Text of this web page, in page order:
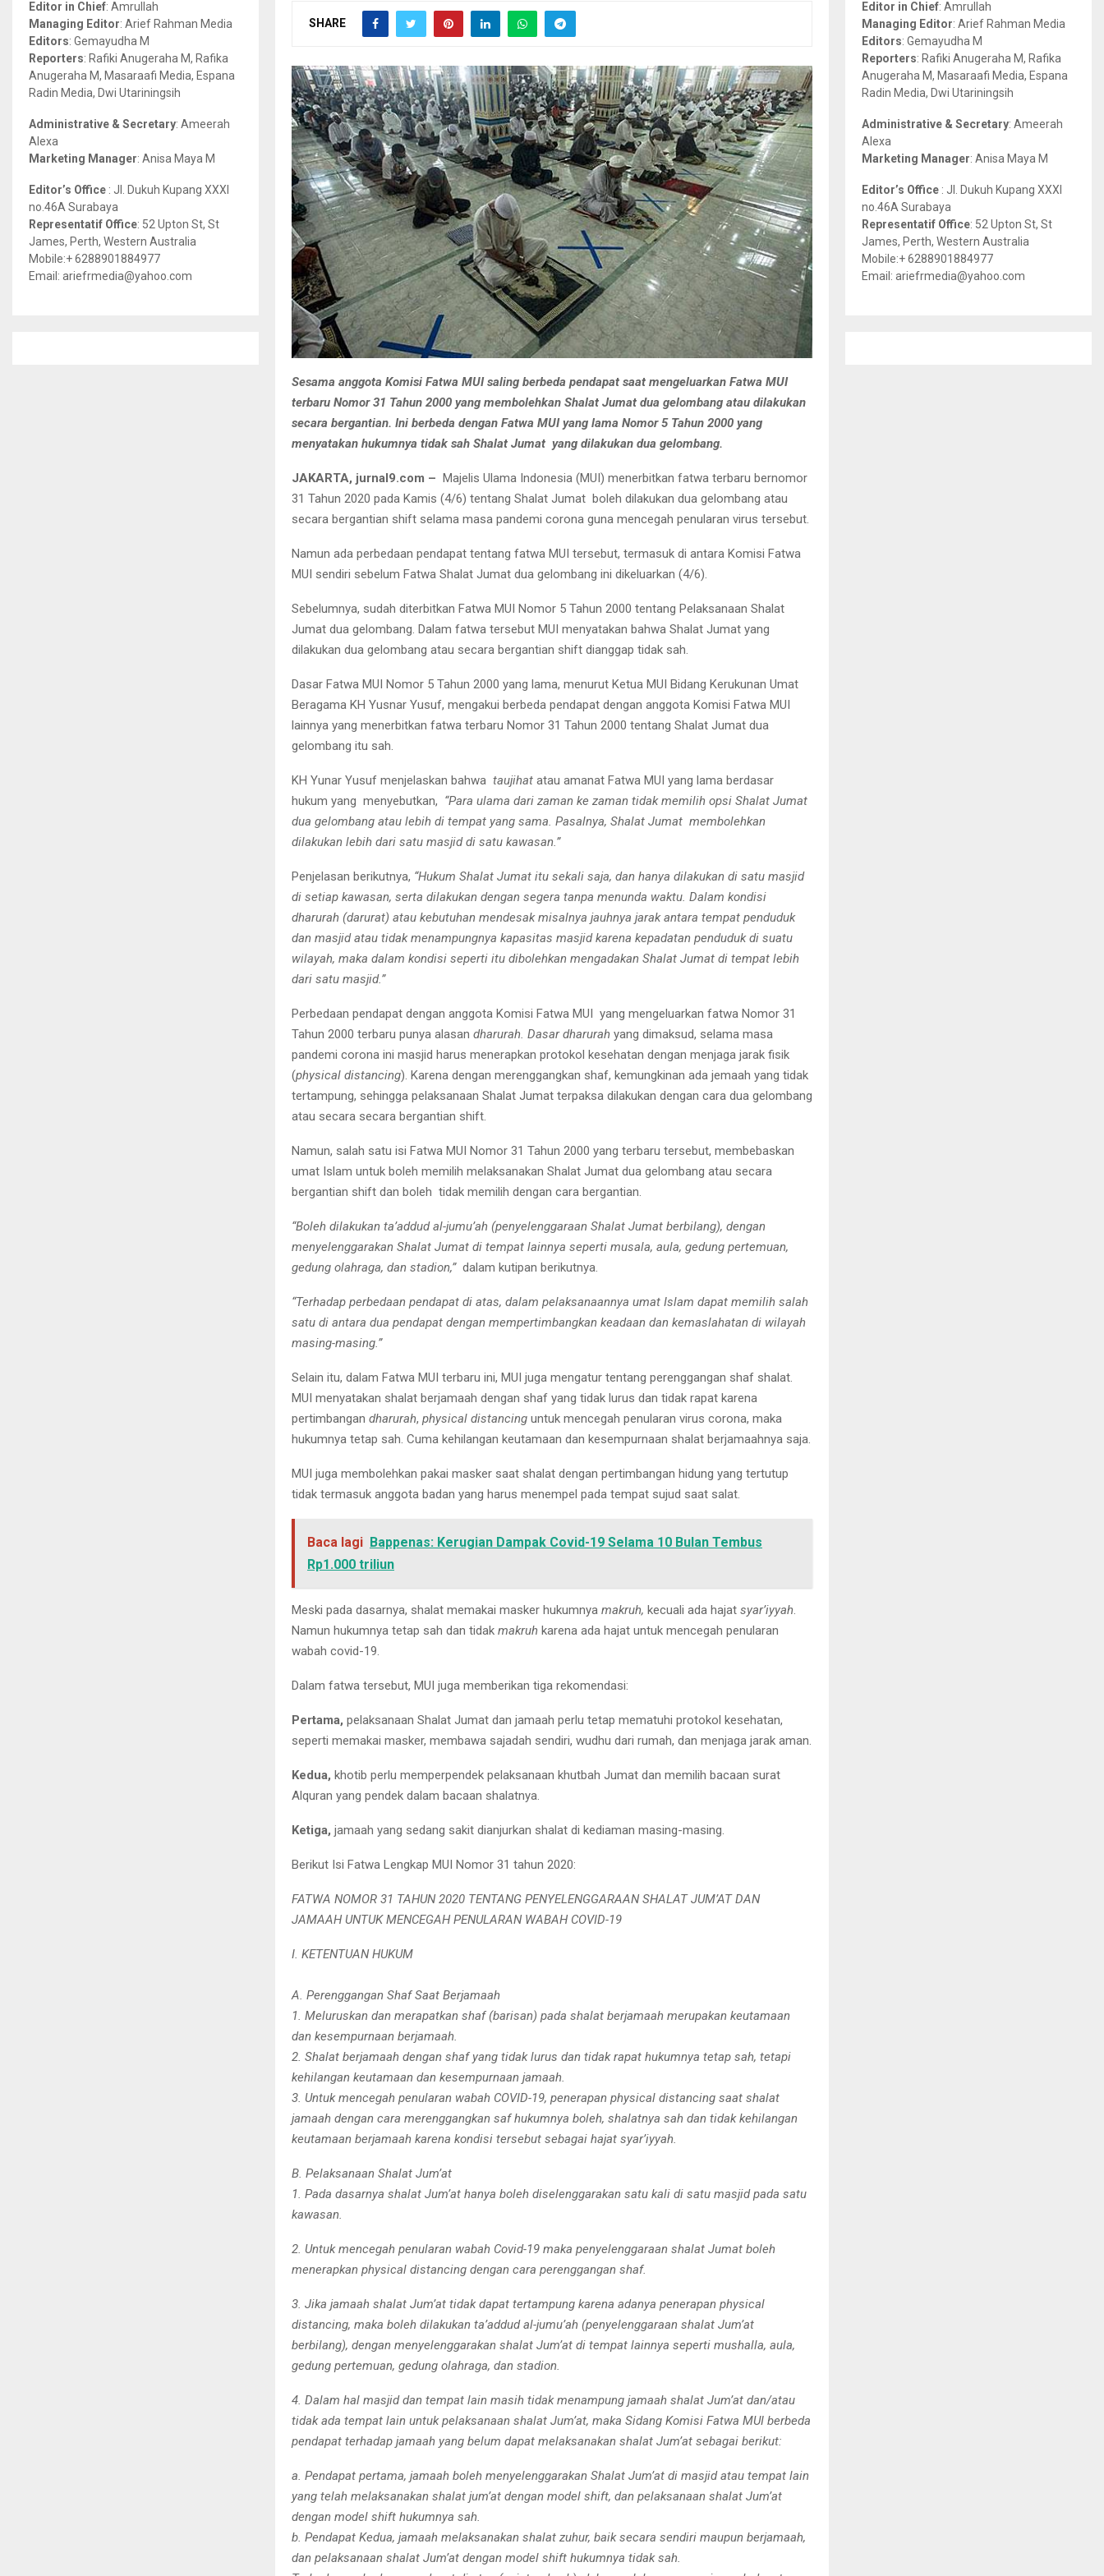
SHARE
Sesama anggota Komisi Fatwa MUI saling berbeda pendapat saat mengeluarkan Fatwa MUI
terbaru Nomor 31 Tahun 2000 yang membolehkan Shalat Jumat dua gelombang atau dilakukan
secara bergantian. Ini berbeda dengan Fatwa MUI yang lama Nomor 5 Tahun 2000 yang
menyatakan hukumnya tidak sah Shalat Jumat yang dilakukan dua gelombang.
JAKARTA, jurnal9.com – Majelis Ulama Indonesia (MUI) menerbitkan fatwa terbaru bernomor
31 Tahun 2020 pada Kamis (4/6) tentang Shalat Jumat boleh dilakukan dua gelombang atau
secara bergantian shift selama masa pandemi corona guna mencegah penularan virus tersebut.
Namun ada perbedaan pendapat tentang fatwa MUI tersebut, termasuk di antara Komisi Fatwa
MUI sendiri sebelum Fatwa Shalat Jumat dua gelombang ini dikeluarkan (4/6).
Sebelumnya, sudah diterbitkan Fatwa MUI Nomor 5 Tahun 2000 tentang Pelaksanaan Shalat
Jumat dua gelombang. Dalam fatwa tersebut MUI menyatakan bahwa Shalat Jumat yang
dilakukan dua gelombang atau secara bergantian shift dianggap tidak sah.
Dasar Fatwa MUI Nomor 5 Tahun 2000 yang lama, menurut Ketua MUI Bidang Kerukunan Umat
Beragama KH Yusnar Yusuf, mengakui berbeda pendapat dengan anggota Komisi Fatwa MUI
lainnya yang menerbitkan fatwa terbaru Nomor 31 Tahun 2000 tentang Shalat Jumat dua
gelombang itu sah.
KH Yunar Yusuf menjelaskan bahwa taujihat atau amanat Fatwa MUI yang lama berdasar
hukum yang menyebutkan, “Para ulama dari zaman ke zaman tidak memilih opsi Shalat Jumat
dua gelombang atau lebih di tempat yang sama. Pasalnya, Shalat Jumat membolehkan
dilakukan lebih dari satu masjid di satu kawasan.”
Penjelasan berikutnya, “Hukum Shalat Jumat itu sekali saja, dan hanya dilakukan di satu masjid
di setiap kawasan, serta dilakukan dengan segera tanpa menunda waktu. Dalam kondisi
dharurah (darurat) atau kebutuhan mendesak misalnya jauhnya jarak antara tempat penduduk
dan masjid atau tidak menampungnya kapasitas masjid karena kepadatan penduduk di suatu
wilayah, maka dalam kondisi seperti itu dibolehkan mengadakan Shalat Jumat di tempat lebih
dari satu masjid.”
Perbedaan pendapat dengan anggota Komisi Fatwa MUI yang mengeluarkan fatwa Nomor 31
Tahun 2000 terbaru punya alasan dharurah. Dasar dharurah yang dimaksud, selama masa
pandemi corona ini masjid harus menerapkan protokol kesehatan dengan menjaga jarak fisik
(physical distancing). Karena dengan merenggangkan shaf, kemungkinan ada jemaah yang tidak
tertampung, sehingga pelaksanaan Shalat Jumat terpaksa dilakukan dengan cara dua gelombang
atau secara secara bergantian shift.
Namun, salah satu isi Fatwa MUI Nomor 31 Tahun 2000 yang terbaru tersebut, membebaskan
umat Islam untuk boleh memilih melaksanakan Shalat Jumat dua gelombang atau secara
bergantian shift dan boleh tidak memilih dengan cara bergantian.
“Boleh dilakukan ta’addud al-jumu’ah (penyelenggaraan Shalat Jumat berbilang), dengan
menyelenggarakan Shalat Jumat di tempat lainnya seperti musala, aula, gedung pertemuan,
gedung olahraga, dan stadion,”dalam kutipan berikutnya.
“Terhadap perbedaan pendapat di atas, dalam pelaksanaannya umat Islam dapat memilih salah
satu di antara dua pendapat dengan mempertimbangkan keadaan dan kemaslahatan di wilayah
masing-masing.”
Selain itu, dalam Fatwa MUI terbaru ini, MUI juga mengatur tentang perenggangan shaf shalat.
MUI menyatakan shalat berjamaah dengan shaf yang tidak lurus dan tidak rapat karena
pertimbangan dharurah, physical distancing untuk mencegah penularan virus corona, maka
hukumnya tetap sah. Cuma kehilangan keutamaan dan kesempurnaan shalat berjamaahnya saja.
MUI juga membolehkan pakai masker saat shalat dengan pertimbangan hidung yang tertutup
tidak termasuk anggota badan yang harus menempel pada tempat sujud saat salat.
Baca lagi Bappenas: Kerugian Dampak Covid-19 Selama 10 Bulan Tembus
Rp1.000 triliun
Meski pada dasarnya, shalat memakai masker hukumnya makruh, kecuali ada hajat syar’iyyah.
Namun hukumnya tetap sah dan tidak makruh karena ada hajat untuk mencegah penularan
wabah covid-19.
Dalam fatwa tersebut, MUI juga memberikan tiga rekomendasi:
Pertama, pelaksanaan Shalat Jumat dan jamaah perlu tetap mematuhi protokol kesehatan,
seperti memakai masker, membawa sajadah sendiri, wudhu dari rumah, dan menjaga jarak aman.
Kedua, khotib perlu memperpendek pelaksanaan khutbah Jumat dan memilih bacaan surat
Alquran yang pendek dalam bacaan shalatnya.
Ketiga, jamaah yang sedang sakit dianjurkan shalat di kediaman masing-masing.
Berikut Isi Fatwa Lengkap MUI Nomor 31 tahun 2020:
FATWA NOMOR 31 TAHUN 2020 TENTANG PENYELENGGARAAN SHALAT JUM’AT DAN
JAMAAH UNTUK MENCEGAH PENULARAN WABAH COVID-19
I. KETENTUAN HUKUM
A. Perenggangan Shaf Saat Berjamaah
1. Meluruskan dan merapatkan shaf (barisan) pada shalat berjamaah merupakan keutamaan
dan kesempurnaan berjamaah.
2. Shalat berjamaah dengan shaf yang tidak lurus dan tidak rapat hukumnya tetap sah, tetapi
kehilangan keutamaan dan kesempurnaan jamaah.
3. Untuk mencegah penularan wabah COVID-19, penerapan physical distancing saat shalat
jamaah dengan cara merenggangkan saf hukumnya boleh, shalatnya sah dan tidak kehilangan
keutamaan berjamaah karena kondisi tersebut sebagai hajat syar’iyyah.
B. Pelaksanaan Shalat Jum’at
1. Pada dasarnya shalat Jum’at hanya boleh diselenggarakan satu kali di satu masjid pada satu
kawasan.
2. Untuk mencegah penularan wabah Covid-19 maka penyelenggaraan shalat Jumat boleh
menerapkan physical distancing dengan cara perenggangan shaf.
3. Jika jamaah shalat Jum’at tidak dapat tertampung karena adanya penerapan physical
distancing, maka boleh dilakukan ta’addud al-jumu’ah (penyelenggaraan shalat Jum’at
berbilang), dengan menyelenggarakan shalat Jum’at di tempat lainnya seperti mushalla, aula,
gedung pertemuan, gedung olahraga, dan stadion.
4. Dalam hal masjid dan tempat lain masih tidak menampung jamaah shalat Jum’at dan/atau
tidak ada tempat lain untuk pelaksanaan shalat Jum’at, maka Sidang Komisi Fatwa MUI berbeda
pendapat terhadap jamaah yang belum dapat melaksanakan shalat Jum’at sebagai berikut:
a. Pendapat pertama, jamaah boleh menyelenggarakan Shalat Jum’at di masjid atau tempat lain
yang telah melaksanakan shalat jum’at dengan model shift, dan pelaksanaan shalat Jum’at
dengan model shift hukumnya sah.
b. Pendapat Kedua, jamaah melaksanakan shalat zuhur, baik secara sendiri maupun berjamaah,
dan pelaksanaan shalat Jum’at dengan model shift hukumnya tidak sah.
r
:
R
H
Editor in Chief: Amrullah
Managing Editor: Arief Rahman Media
Editors: Gemayudha M
Reporters: Rafiki Anugeraha M, Rafika
Anugeraha M, Masaraafi Media, Espana
Radin Media, Dwi Utariningsih
Administrative & Secretary: Ameerah
Alexa
Marketing Manager: Anisa Maya M
Editor’s Office : Jl. Dukuh Kupang XXXI
no.46A Surabaya
Representatif Office: 52 Upton St, St
James, Perth, Western Australia
Mobile:+ 6288901884977
Email: ariefrmedia@yahoo.com
r
:
R
H
Editor in Chief: Amrullah
Managing Editor: Arief Rahman Media
Editors: Gemayudha M
Reporters: Rafiki Anugeraha M, Rafika
Anugeraha M, Masaraafi Media, Espana
Radin Media, Dwi Utariningsih
Administrative & Secretary: Ameerah
Alexa
Marketing Manager: Anisa Maya M
Editor’s Office : Jl. Dukuh Kupang XXXI
no.46A Surabaya
Representatif Office: 52 Upton St, St
James, Perth, Western Australia
Mobile:+ 6288901884977
Email: ariefrmedia@yahoo.com